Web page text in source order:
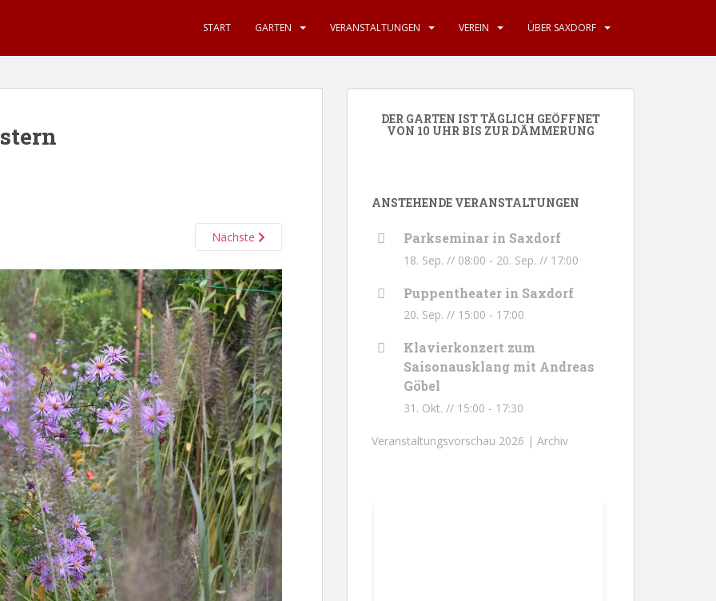
START GARTEN VERANSTALTUNGEN VEREIN ÜBER SAXDORF
Nächste
DER GARTEN IST TÄGLICH GEÖFFNET
VON 10 UHR BIS ZUR DÄMMERUNG
ANSTEHENDE VERANSTALTUNGEN
Parkseminar in Saxdorf
18. Sep. // 08:00 - 20. Sep. // 17:00
Puppentheater in Saxdorf
20. Sep. // 15:00 - 17:00
Klavierkonzert zum
Saisonausklang mit Andreas
Göbel
31. Okt. // 15:00 - 17:30
Veranstaltungsvorschau 2026 | Archiv